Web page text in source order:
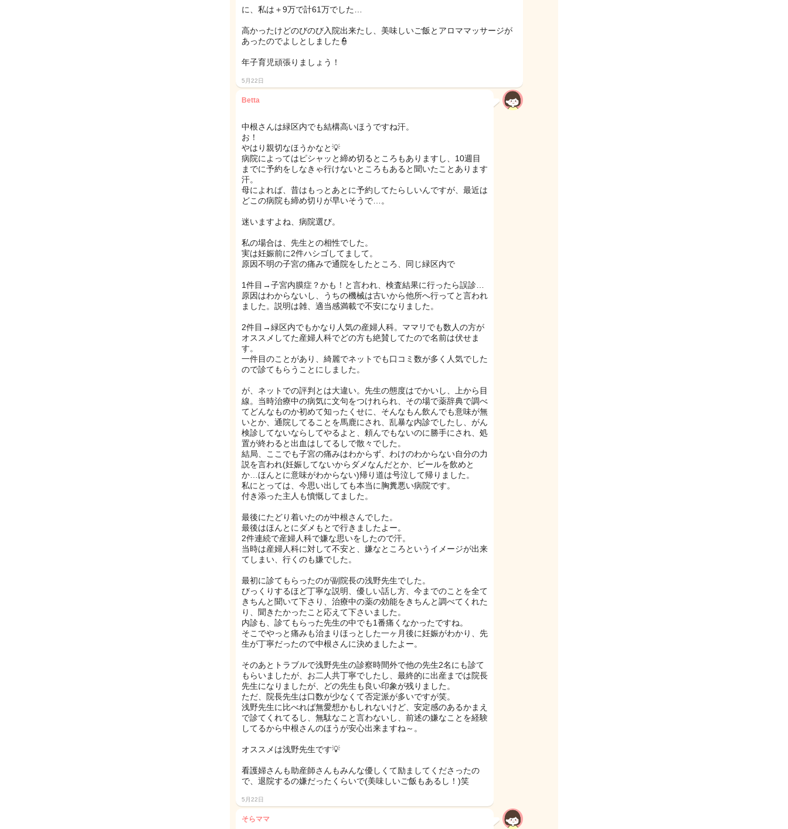
に、私は＋9万で計61万でした…
高かったけどのびのび入院出来たし、美味しいご飯とアロママッサージが
あったのでよしとしました👮
年子育児頑張りましょう！
5月22日
Betta
中根さんは緑区内でも結構高いほうですね汗。
お！
やはり親切なほうかなと💡
病院によってはピシャッと締め切るところもありますし、10週目
までに予約をしなきゃ行けないところもあると聞いたことあります
汗。
母によれば、昔はもっとあとに予約してたらしいんですが、最近は
どこの病院も締め切りが早いそうで…。
迷いますよね、病院選び。
私の場合は、先生との相性でした。
実は妊娠前に2件ハシゴしてまして。
原因不明の子宮の痛みで通院をしたところ、同じ緑区内で
1件目→子宮内膜症？かも！と言われ、検査結果に行ったら誤診…
原因はわからないし、うちの機械は古いから他所へ行ってと言われ
ました。説明は雑、適当感満載で不安になりました。
2件目→緑区内でもかなり人気の産婦人科。ママリでも数人の方が
オススメしてた産婦人科でどの方も絶賛してたので名前は伏せま
す。
一件目のことがあり、綺麗でネットでも口コミ数が多く人気でした
ので診てもらうことにしました。
が、ネットでの評判とは大違い。先生の態度はでかいし、上から目
線。当時治療中の病気に文句をつけれられ、その場で薬辞典で調べ
てどんなものか初めて知ったくせに、そんなもん飲んでも意味が無
いとか、通院してることを馬鹿にされ、乱暴な内診でしたし、がん
検診してないならしてやるよと、頼んでもないのに勝手にされ、処
置が終わると出血はしてるしで散々でした。
結局、ここでも子宮の痛みはわからず、わけのわからない自分の力
説を言われ(妊娠してないからダメなんだとか、ビールを飲めと
か…ほんとに意味がわからない)帰り道は号泣して帰りました。
私にとっては、今思い出しても本当に胸糞悪い病院です。
付き添った主人も憤慨してました。
最後にたどり着いたのが中根さんでした。
最後はほんとにダメもとで行きましたよー。
2件連続で産婦人科で嫌な思いをしたので汗。
当時は産婦人科に対して不安と、嫌なところというイメージが出来
てしまい、行くのも嫌でした。
最初に診てもらったのが副院長の浅野先生でした。
びっくりするほど丁寧な説明、優しい話し方、今までのことを全て
きちんと聞いて下さり、治療中の薬の効能をきちんと調べてくれた
り、聞きたかったこと応えて下さいました。
内診も、診てもらった先生の中でも1番痛くなかったですね。
そこでやっと痛みも治まりほっとした一ヶ月後に妊娠がわかり、先
生が丁寧だったので中根さんに決めましたよー。
そのあとトラブルで浅野先生の診察時間外で他の先生2名にも診て
もらいましたが、お二人共丁寧でしたし、最終的に出産までは院長
先生になりましたが、どの先生も良い印象が残りました。
ただ、院長先生は口数が少なくて否定派が多いですが笑。
浅野先生に比べれば無愛想かもしれないけど、安定感のあるかまえ
で診てくれてるし、無駄なこと言わないし、前述の嫌なことを経験
してるから中根さんのほうが安心出来ますね～。
オススメは浅野先生です💡
看護婦さんも助産師さんもみんな優しくて励ましてくださったの
で、退院するの嫌だったくらいで(美味しいご飯もあるし！)笑
5月22日
そらママ